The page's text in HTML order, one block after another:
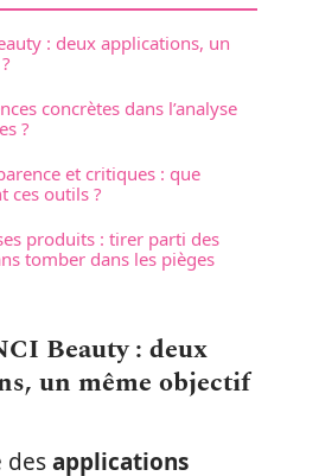
: deux applications, un
concrètes dans l’analyse
?
et critiques : que
ces outils ?
produits : tirer parti des
tomber dans les pièges
Beauty : deux
un même objectif
desapplications